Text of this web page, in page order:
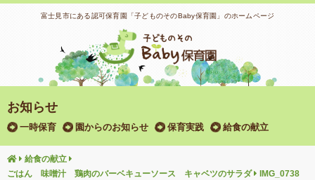
富士見市にある認可保育園「子どものそのBaby保育園」のホームページ
お知らせ
一時保育 園からのお知らせ 保育実践 給食の献立
給食の献立
ごはん 味噌汁 鶏肉のバーベキューソース キャベツのサラダ
IMG_0738